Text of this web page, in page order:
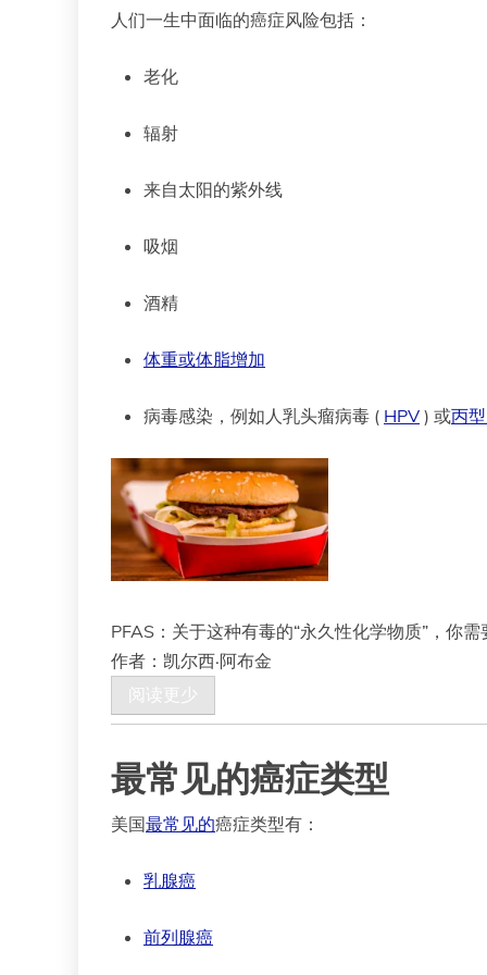
人们一生中面临的癌症风险包括：
老化
辐射
来自太阳的紫外线
吸烟
酒精
体重或体脂增加
病毒感染，例如人乳头瘤病毒 ( HPV ) 或丙型
PFAS：关于这种有毒的“永久性化学物质”，你
作者：凯尔西·阿布金
阅读更少
最常见的癌症类型
美国最常见的癌症类型有：
乳腺癌
前列腺癌